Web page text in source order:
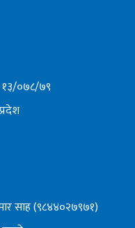
१३/०७८/७९
साह (९८४४०२७९७१)